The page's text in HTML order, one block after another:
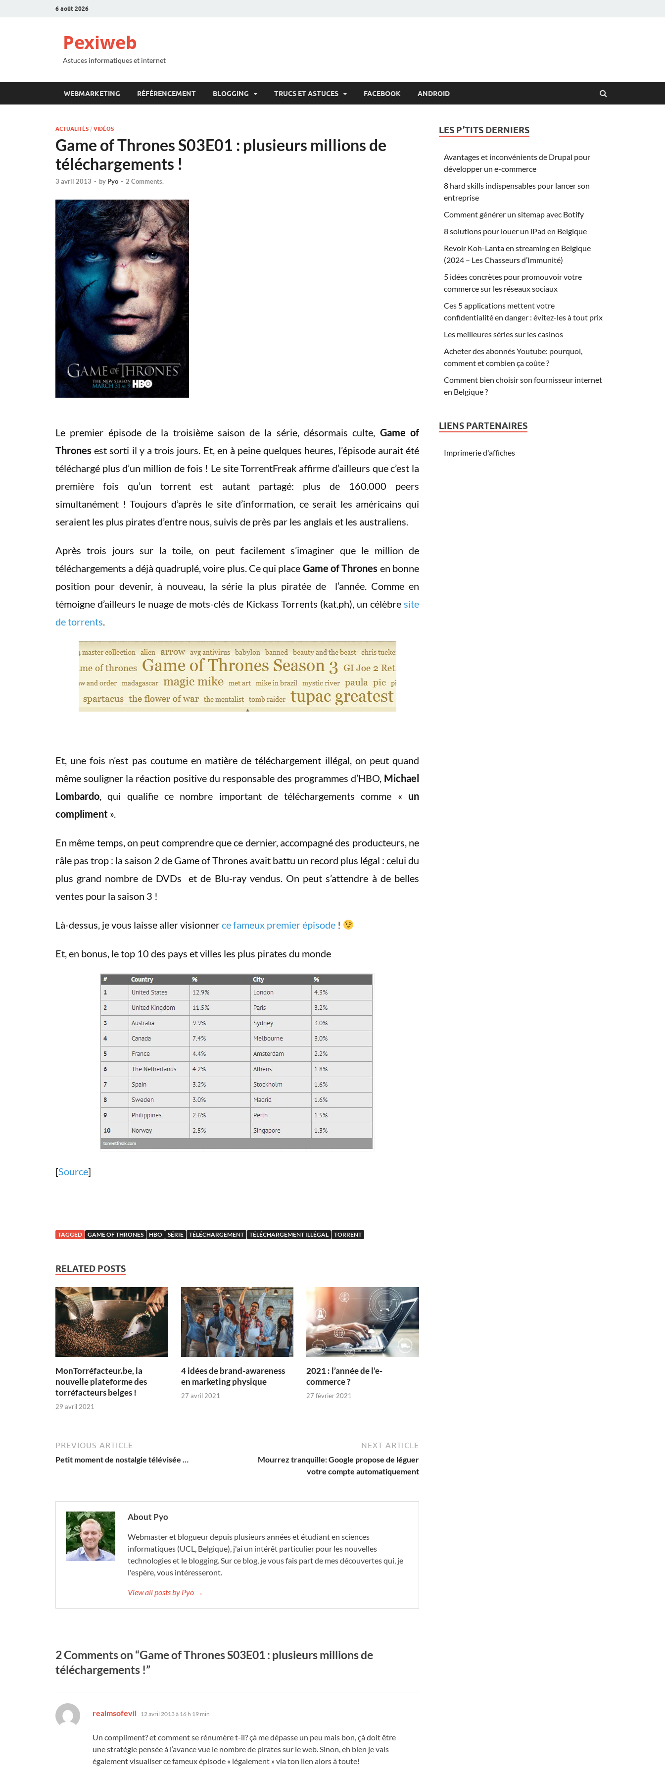
6 août 2026
Pexiweb
Astuces informatiques et internet
WEBMARKETING RÉFÉRENCEMENT BLOGGING TRUCS ET ASTUCES FACEBOOK ANDROID
ACTUALITÉS / VIDÉOS
Game of Thrones S03E01 : plusieurs millions de
téléchargements !
3 avril 2013 - by Pyo - 2 Comments.
Le premier épisode de la troisième saison de la série, désormais culte, Game of
Thrones est sorti il y a trois jours. Et, en à peine quelques heures, l’épisode aurait été
téléchargé plus d’un million de fois ! Le site TorrentFreak affirme d’ailleurs que c’est la
première fois qu’un torrent est autant partagé: plus de 160.000 peers
simultanément ! Toujours d’après le site d’information, ce serait les américains qui
seraient les plus pirates d’entre nous, suivis de près par les anglais et les australiens.
Après trois jours sur la toile, on peut facilement s’imaginer que le million de
téléchargements a déjà quadruplé, voire plus. Ce qui place Game of Thrones en bonne
position pour devenir, à nouveau, la série la plus piratée de l’année. Comme en
témoigne d’ailleurs le nuage de mots-clés de Kickass Torrents (kat.ph), un célèbre site
de torrents.
Et, une fois n’est pas coutume en matière de téléchargement illégal, on peut quand
même souligner la réaction positive du responsable des programmes d’HBO, Michael
Lombardo, qui qualifie ce nombre important de téléchargements comme « un
compliment ».
En même temps, on peut comprendre que ce dernier, accompagné des producteurs, ne
râle pas trop : la saison 2 de Game of Thrones avait battu un record plus légal : celui du
plus grand nombre de DVDs et de Blu-ray vendus. On peut s’attendre à de belles
ventes pour la saison 3 !
Là-dessus, je vous laisse aller visionnerce fameux premier épisode !
Et, en bonus, le top 10 des pays et villes les plus pirates du monde
[Source]
TAGGED GAME OF THRONES HBO SÉRIE TÉLÉCHARGEMENT TÉLÉCHARGEMENT ILLÉGAL TORRENT
RELATED POSTS
MonTorréfacteur.be, la
nouvelle plateforme des
torréfacteurs belges !
29 avril 2021
4 idées de brand-awareness
en marketing physique
27 avril 2021
2021 : l’année de l’e-
commerce ?
27 février 2021
PREVIOUS ARTICLE
Petit moment de nostalgie télévisée …
NEXT ARTICLE
Mourrez tranquille: Google propose de léguer
votre compte automatiquement
About Pyo
Webmaster et blogueur depuis plusieurs années et étudiant en sciences
informatiques (UCL, Belgique), j'ai un intérêt particulier pour les nouvelles
technologies et le blogging. Sur ce blog, je vous fais part de mes découvertes qui, je
l'espère, vous intéresseront.
View all posts by Pyo →
2 Comments on “Game of Thrones S03E01 : plusieurs millions de
téléchargements !”
realmsofevil dit :
12 avril 2013 à 16 h 19 min
Un compliment? et comment se rénumère t-il? çà me dépasse un peu mais bon, çà doit être
une stratégie pensée à l’avance vue le nombre de pirates sur le web. Sinon, eh bien je vais
également visualiser ce fameux épisode « légalement » via ton lien alors à toute!
LES P’TITS DERNIERS
Avantages et inconvénients de Drupal pour
développer un e-commerce
8 hard skills indispensables pour lancer son
entreprise
Comment générer un sitemap avec Botify
8 solutions pour louer un iPad en Belgique
Revoir Koh-Lanta en streaming en Belgique
(2024 – Les Chasseurs d’Immunité)
5 idées concrètes pour promouvoir votre
commerce sur les réseaux sociaux
Ces 5 applications mettent votre
confidentialité en danger : évitez-les à tout prix
Les meilleures séries sur les casinos
Acheter des abonnés Youtube: pourquoi,
comment et combien ça coûte ?
Comment bien choisir son fournisseur internet
en Belgique ?
LIENS PARTENAIRES
Imprimerie d'affiches